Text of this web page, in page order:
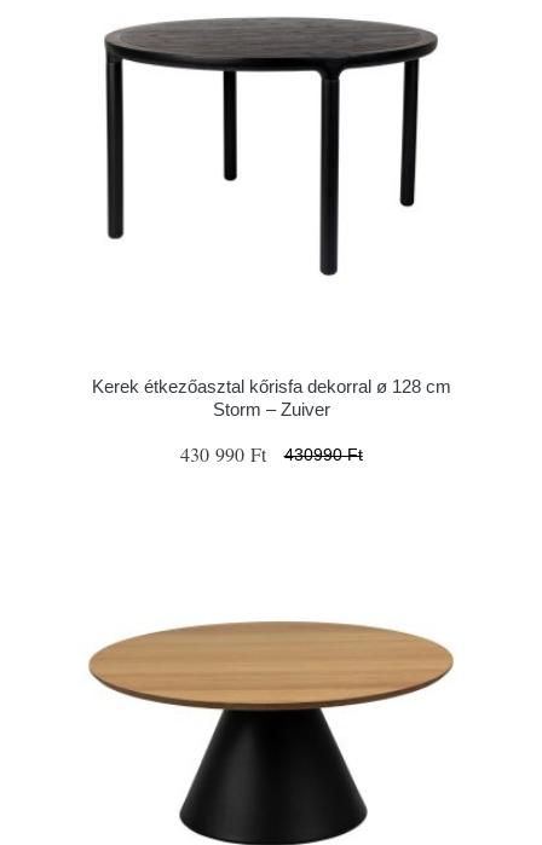
Kerek étkezőasztal kőrisfa dekorral ø 128 cm
Storm – Zuiver
430 990 Ft 430990 Ft